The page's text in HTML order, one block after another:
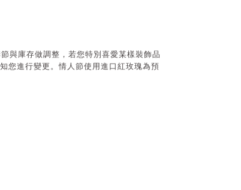
與庫存做調整，若您特別喜愛某樣裝飾品
您進行變更。情人節使用 進口紅玫瑰為預